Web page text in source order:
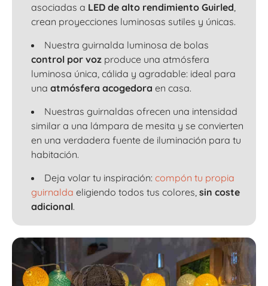
asociadas a LED de alto rendimiento Guirled
crean proyecciones luminosas sutiles y únicas.
Nuestra guirnalda luminosa de bolas
control por voz produce una atmósfera
luminosa única, cálida y agradable: ideal para
una atmósfera acogedora en casa.
Nuestras guirnaldas ofrecen una intensidad
similar a una lámpara de mesita y se convierten
en una verdadera fuente de iluminación para tu
habitación.
Deja volar tu inspiración: compón tu propia
guirnalda eligiendo todos tus colores, sin coste
adicional.